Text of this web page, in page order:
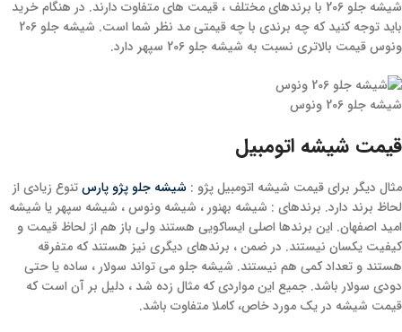
شیشه جلو 206 با برندهای مختلف ، قیمت های متفاوت دارند. در هنگام خرید
باید توجه کنید که چه برندی با چه قیمتی مد نظر شما است. شیشه جلو 206
ونوس قیمت بالاتری نسبت به شیشه جلو 206 سپهر دارد.
شیشه جلو 206 ونوس
قیمت شیشه اتومبیل
مثال دیگر برای قیمت شیشه اتومبیل پژو : شیشه جلو پژو پارستنوع زیادی از
لحاظ برند دارد. برندهای : شیشه بهنور ، شیشه ونوس ، شیشه سپهر یا شیشه
امید اصفهان. این برندها اصلی ایساکویی هستند ولی باز هم از لحاظ قیمت و
کیفیت یکسان نیستند. در ضمن ، برندهای دیگری نیز هستند که متفرقه
هستند و تعداد کمی هم نیستند. شیشه جلو می تواند سولار ، ساده یا حتی
دودی سولار باشد. جمیع این مواردی که مثال زده شد ، دلیل بر آن است که
قیمت شیشه در یک مورد خاص، کاملا متفاوت باشد.